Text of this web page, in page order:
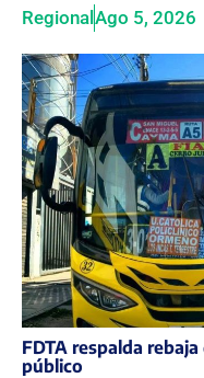
RegionalAgo 5, 2026
FDTA respalda
público